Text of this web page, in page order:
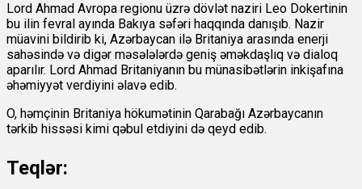
Lord Ahmad Avropa regionu üzrə dövlət naziri Leo Dokertinin
bu ilin fevral ayında Bakıya səfəri haqqında danışıb. Nazir
müavini bildirib ki, Azərbaycan ilə Britaniya arasında enerji
sahəsində və digər məsələlərdə geniş əməkdaşlıq və dialoq
aparılır. Lord Ahmad Britaniyanın bu münasibətlərin inkişafına
əhəmiyyət verdiyini əlavə edib.
O, həmçinin Britaniya hökumətinin Qarabağı Azərbaycanın
tərkib hissəsi kimi qəbul etdiyini də qeyd edib.
Teqlər: